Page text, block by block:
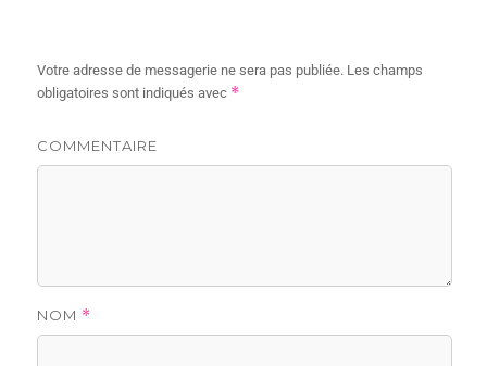
Votre adresse de messagerie ne sera pas publiée. Les champs
obligatoires sont indiqués avec *
COMMENTAIRE
NOM *